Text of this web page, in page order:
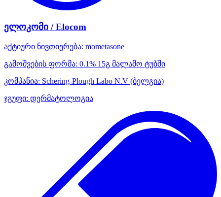
ელოკომი / Elocom
აქტიური ნივთიერება: mometasone
გამოშვების ფორმა: 0.1% 15გ მალამო ტუბში
კომპანია: Schering-Plough Labo N.V (ბელგია)
ჯგუფი: დერმატოლოგია